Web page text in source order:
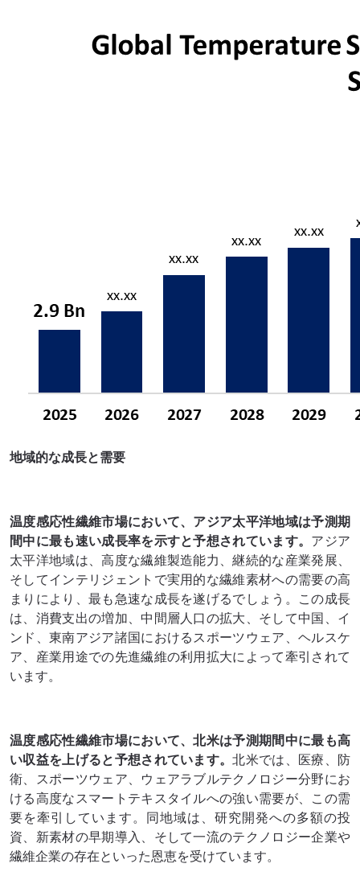
地域的な成長と需要
温度感応性繊維市場において、アジア太平洋地域は予測期
間中に最も速い成長率を示すと予想されています。 アジア
太平洋地域は、高度な繊維製造能力、継続的な産業発展、
そしてインテリジェントで実用的な繊維素材への需要の高
まりにより、最も急速な成長を遂げるでしょう。この成長
は、消費支出の増加、中間層人口の拡大、そして中国、イ
ンド、東南アジア諸国におけるスポーツウェア、ヘルスケ
ア、産業用途での先進繊維の利用拡大によって牽引されて
います。
温度感応性繊維市場において、北米は予測期間中に最も高
い収益を上げると予想されています。北米では、医療、防
衛、スポーツウェア、ウェアラブルテクノロジー分野にお
ける高度なスマートテキスタイルへの強い需要が、この需
要を牽引しています。同地域は、研究開発への多額の投
資、新素材の早期導入、そして一流のテクノロジー企業や
繊維企業の存在といった恩恵を受けています。